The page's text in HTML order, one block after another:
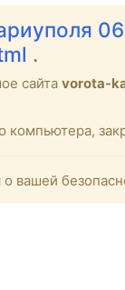
.
сайта vorota-
компьютера,
вашей